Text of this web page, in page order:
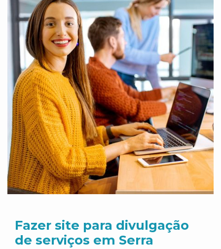
Fazer site para divulgação
de serviços em Serra